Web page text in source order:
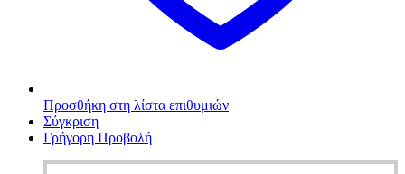
Προσθήκη στη λίστα επιθυμιών
Σύγκριση
Γρήγορη Προβολή